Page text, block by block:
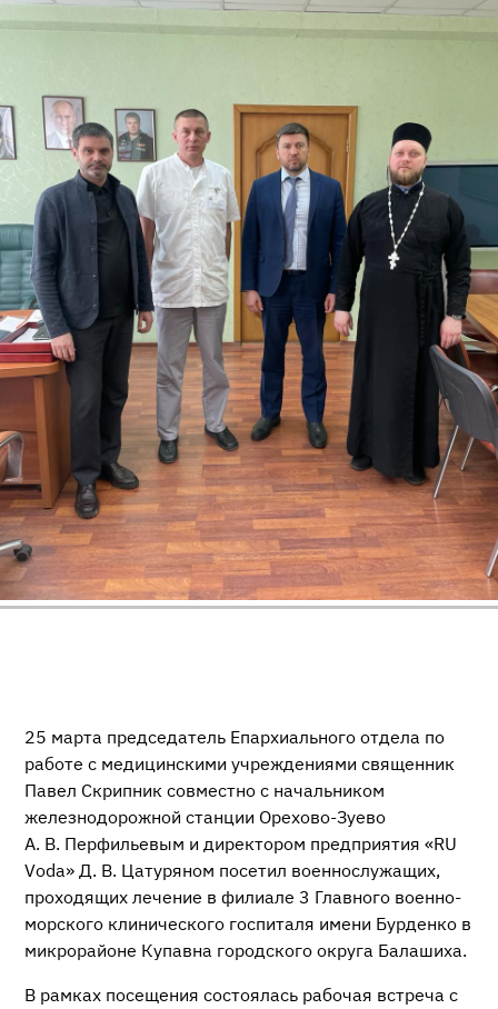
25 марта председатель Епархиального отдела по
работе с медицинскими учреждениями священник
Павел Скрипник совместно с начальником
железнодорожной станции Орехово-Зуево
А. В. Перфильевым и директором предприятия «RU
Voda» Д. В. Цатуряном посетил военнослужащих,
проходящих лечение в филиале 3 Главного военно-
морского клинического госпиталя имени Бурденко в
микрорайоне Купавна городского округа Балашиха.
В рамках посещения состоялась рабочая встреча с